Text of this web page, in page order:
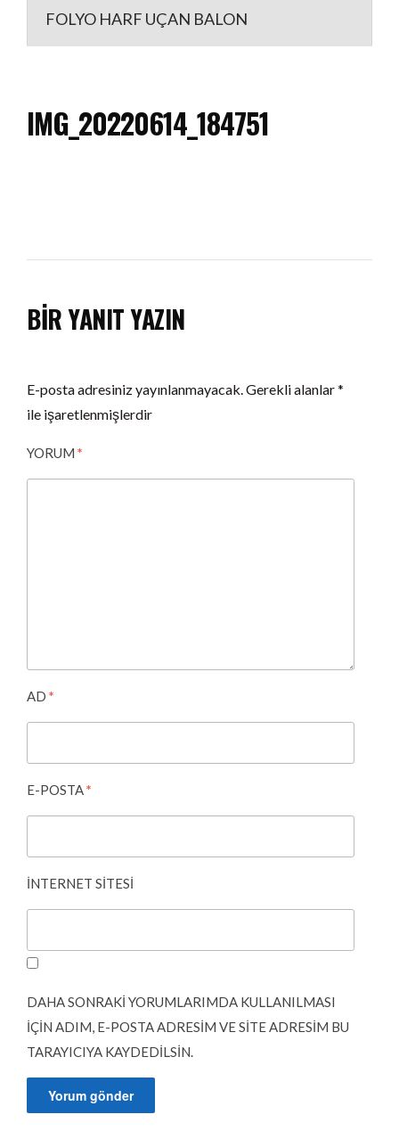
FOLYO HARF UÇAN BALON
IMG_20220614_184751
BIR YANIT YAZIN
E-posta adresiniz yayınlanmayacak.Gerekli alanlar*
ile işaretlenmişlerdir
YORUM *
AD *
E-POSTA*
İNTERNET SITESI
DAHA SONRAKI YORUMLARIMDA KULLANILMASI
IÇIN ADIM, E-POSTA ADRESIM VE SITE ADRESIM BU
TARAYICIYA KAYDEDILSIN.